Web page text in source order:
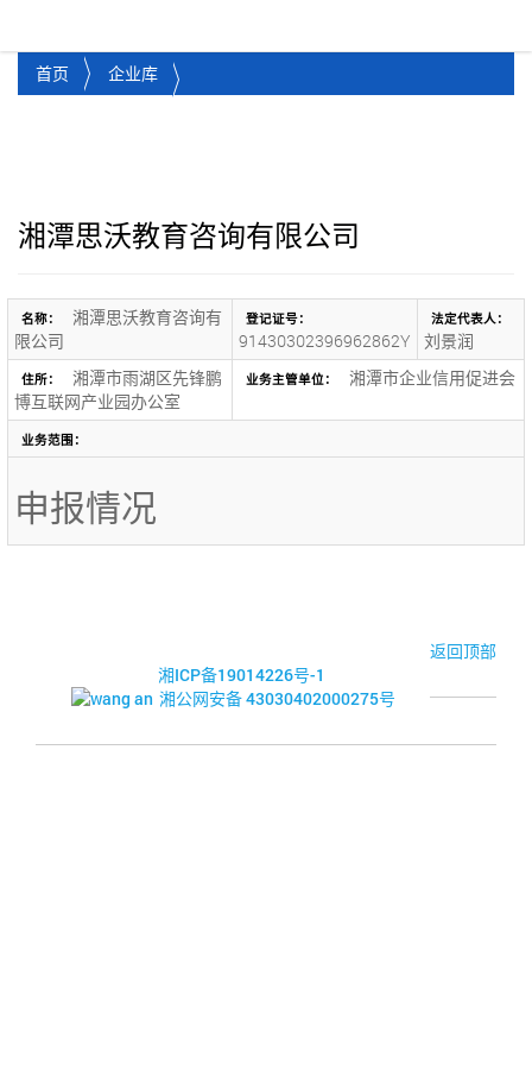
首页 企业库
湘潭思沃教育咨询有限公司
名称：
湘潭思沃教育咨询有
限公司
登记证号：
91430302396962862Y
法定代表人：
刘景润
住所：
湘潭市雨湖区先锋鹏
博互联网产业园办公室
业务主管单位： 湘潭市企业信用促进会
业务范围：
申报情况
返回顶部
湘ICP备19014226号-1
湘公网安备 43030402000275号